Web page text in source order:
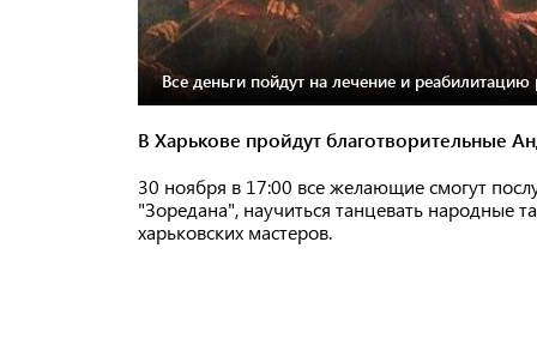
Все деньги пойдут на лечение и
В Харькове пройдут благотворительные
30 ноября в 17:00 все желающие смогут
"Зоредана", научиться танцевать народные
харьковских мастеров.